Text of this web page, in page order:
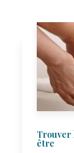
Trouver
être